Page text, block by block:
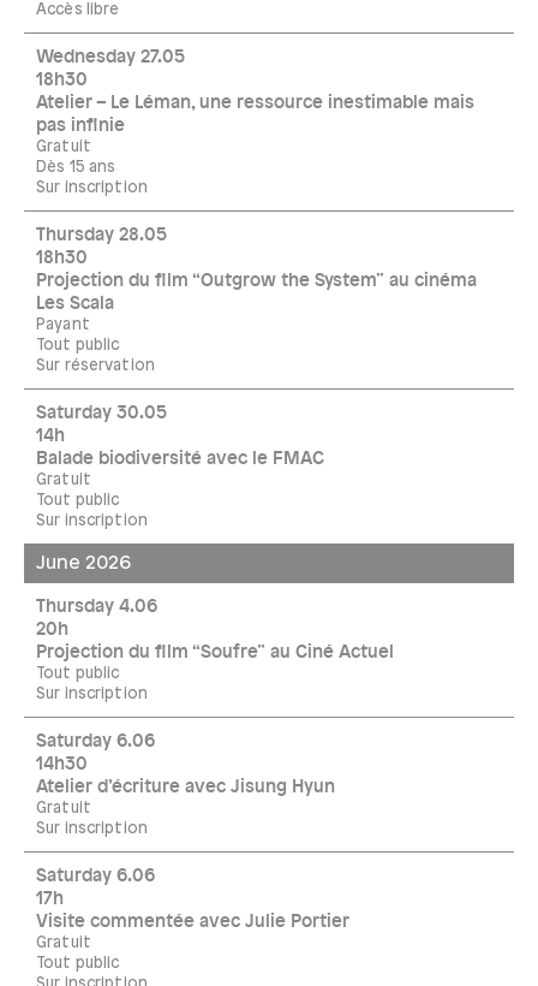
Accès libre
Wednesday 27.05
18h30
Atelier – Le Léman, une ressource inestimable mais
pas infinie
Gratuit
Dès 15 ans
Sur inscription
Thursday 28.05
18h30
Projection du film “Outgrow the System” au cinéma
Les Scala
Payant
Tout public
Sur réservation
Saturday 30.05
14h
Balade biodiversité avec le FMAC
Gratuit
Tout public
Sur inscription
June 2026
Thursday 4.06
20h
Projection du film “Soufre” au Ciné Actuel
Tout public
Sur inscription
Saturday 6.06
14h30
Atelier d’écriture avec Jisung Hyun
Gratuit
Sur inscription
Saturday 6.06
17h
Visite commentée avec Julie Portier
Gratuit
Tout public